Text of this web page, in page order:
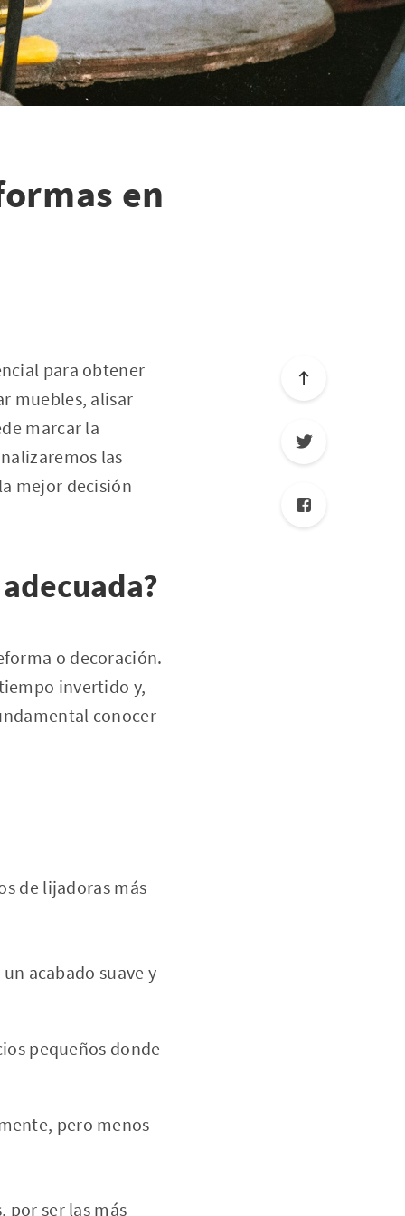
en
para obtener
muebles, alisar
marcar la
las
mejor decisión
o decoración.
invertido y,
conocer
de lijadoras más
acabado suave y
pequeños donde
pero menos
ser las más